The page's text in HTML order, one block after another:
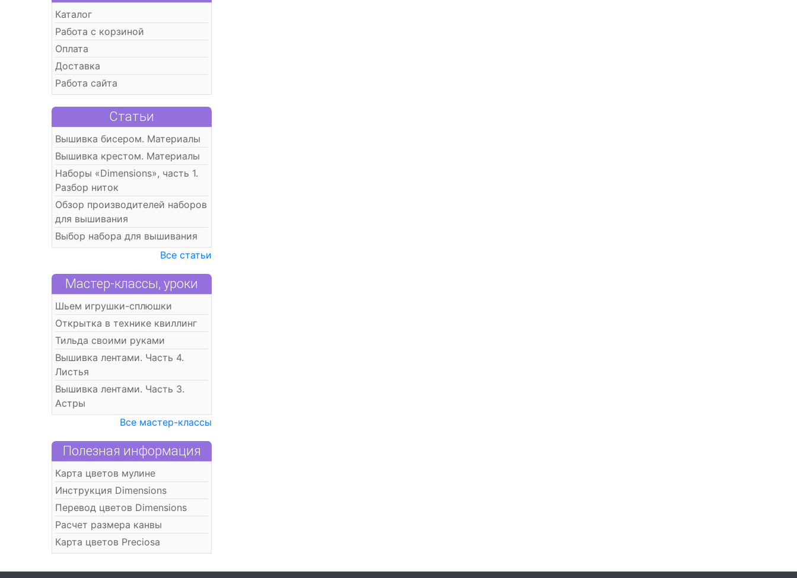
Каталог
Работа с корзиной
Оплата
Доставка
Работа сайта
Статьи
Вышивка бисером. Материалы
Вышивка крестом. Материалы
Наборы «Dimensions», часть 1.
Разбор ниток
Обзор производителей наборов
для вышивания
Выбор набора для вышивания
Все статьи
Мастер-классы, уроки
Шьем игрушки-сплюшки
Открытка в технике квиллинг
Тильда своими руками
Вышивка лентами. Часть 4.
Листья
Вышивка лентами. Часть 3.
Астры
Все мастер-классы
Полезная информация
Карта цветов мулине
Инструкция Dimensions
Перевод цветов Dimensions
Расчет размера канвы
Карта цветов Preciosa